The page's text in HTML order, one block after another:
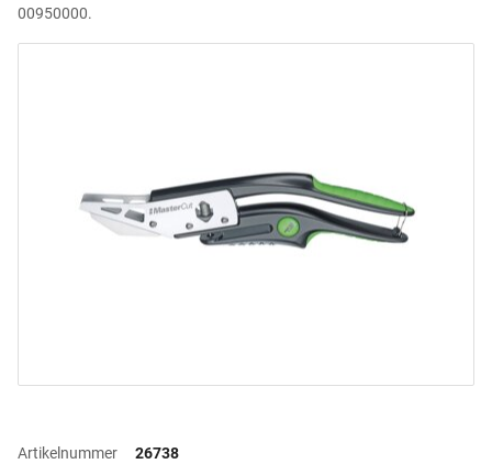
00950000.
Artikelnummer
26738